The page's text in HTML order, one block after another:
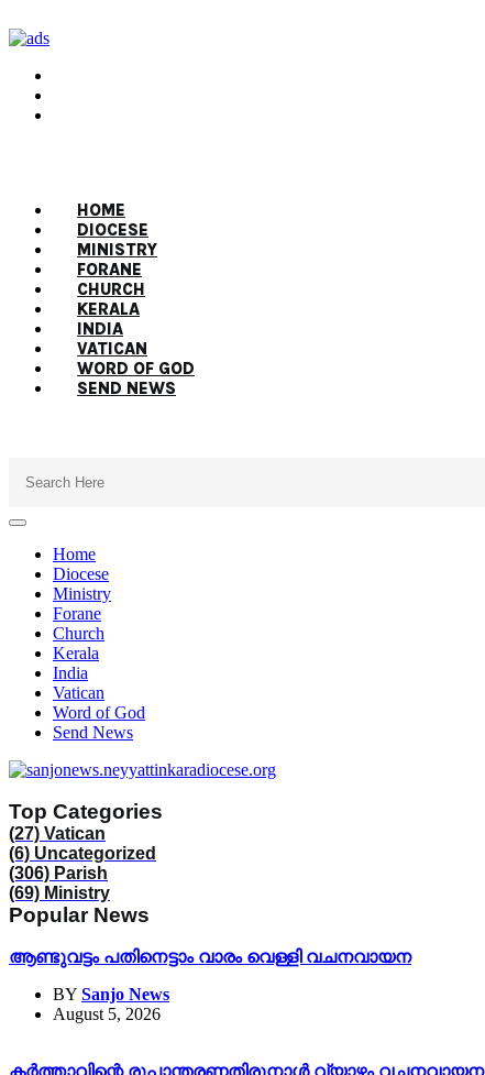
HOME
DIOCESE
MINISTRY
FORANE
CHURCH
KERALA
INDIA
VATICAN
WORD OF GOD
SEND NEWS
Home
Diocese
Ministry
Forane
Church
Kerala
India
Vatican
Word of God
Send News
Top Categories
(27) Vatican
(6) Uncategorized
(306) Parish
(69) Ministry
Popular News
ആണ്ടുവട്ടം പതിനെട്ടാം വാരം വെള്ളി വചനവായന
BY Sanjo News
August 5, 2026
കർത്താവിന്റെ രൂപാന്തരണതിരുനാൾ വ്യാഴം വചനവായന